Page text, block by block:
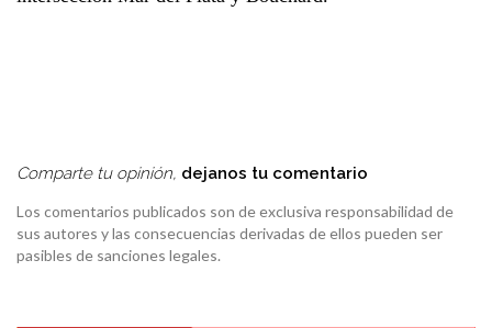
Comparte tu opinión, dejanos tu comentario
Los comentarios publicados son de exclusiva responsabilidad de
sus autores y las consecuencias derivadas de ellos pueden ser
pasibles de sanciones legales.